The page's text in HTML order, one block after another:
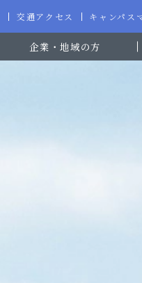
交通アクセス キャンパス
企業・地域の方